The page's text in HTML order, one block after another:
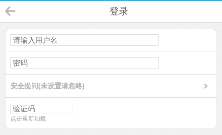
登录
安全提问(未设置请忽略)
点击重新加载